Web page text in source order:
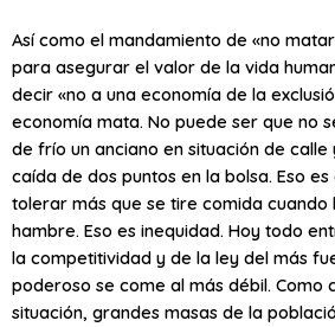
Así como el mandamiento de «no
para asegurar el valor de la vida
decir «no a una economía de la
economía mata. No puede ser que no
de frío un anciano en situación de calle
caída de dos puntos en la bolsa. Eso
tolerar más que se tire comida cuando
hambre. Eso es inequidad. Hoy todo
la competitividad y de la ley del más
poderoso se come al más débil. Como
situación, grandes masas de la